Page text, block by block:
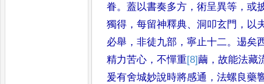
眷。蓋以書奏多方 ，術呈異等 ，或
獨得 ，每留神釋典、洞叩玄門 ， 以
必舉 ，非徒九部 ，寧止十二。逷矣
精力苦心 ，不憚重[8]繭 ，故能法藏
爰有舍城妙說時將感通 ，法螺 良藥